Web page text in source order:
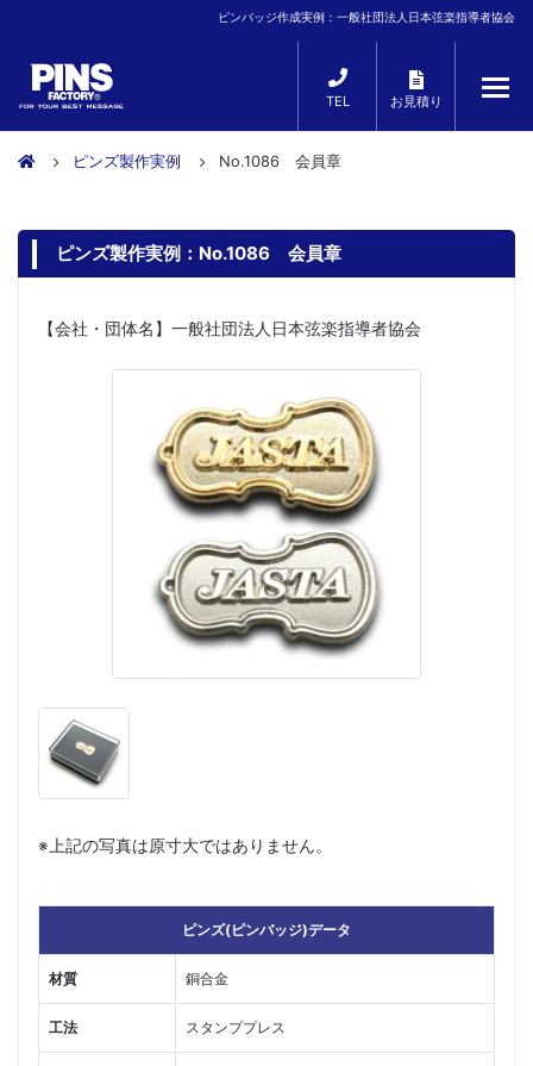
ピンバッジ作成実例：一般社団法人日本弦楽指導者協会
TEL お見積り
ピンズ製作実例 No.1086 会員章
ピンズ製作実例：No.1086 会員章
【会社・団体名】一般社団法人日本弦楽指導者協会
※上記の写真は原寸大ではありません。
ピンズ(ピンバッジ)データ
材質 銅合金
工法 スタンププレス